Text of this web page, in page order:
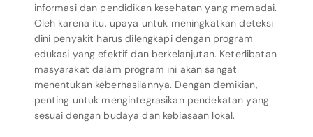
informasi dan pendidikan kesehatan yang memadai.
Oleh karena itu, upaya untuk meningkatkan deteksi
dini penyakit harus dilengkapi dengan program
edukasi yang efektif dan berkelanjutan. Keterlibatan
masyarakat dalam program ini akan sangat
menentukan keberhasilannya. Dengan demikian,
penting untuk mengintegrasikan pendekatan yang
sesuai dengan budaya dan kebiasaan lokal.